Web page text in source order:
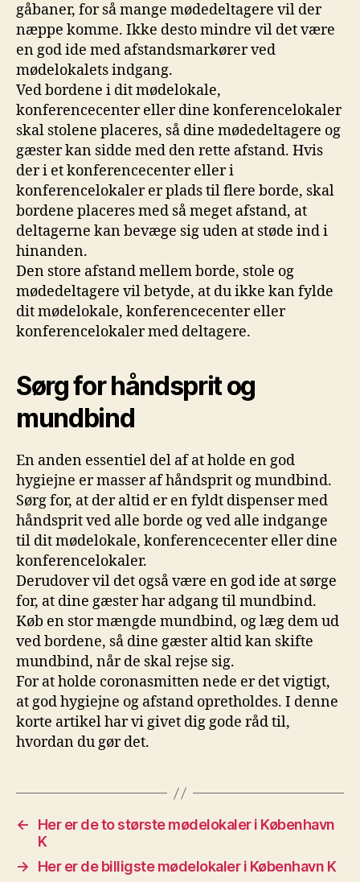
gåbaner, for så mange mødedeltagere vil der
næppe komme. Ikke desto mindre vil det være
en god ide med afstandsmarkører ved
mødelokalets indgang.
Ved bordene i dit mødelokale,
konferencecenter eller dine konferencelokaler
skal stolene placeres, så dine mødedeltagere og
gæster kan sidde med den rette afstand. Hvis
der i et konferencecenter eller i
konferencelokaler er plads til flere borde, skal
bordene placeres med så meget afstand, at
deltagerne kan bevæge sig uden at støde ind i
hinanden.
Den store afstand mellem borde, stole og
mødedeltagere vil betyde, at du ikke kan fylde
dit mødelokale, konferencecenter eller
konferencelokaler med deltagere.
Sørg for håndsprit og
mundbind
En anden essentiel del af at holde en god
hygiejne er masser af håndsprit og mundbind.
Sørg for, at der altid er en fyldt dispenser med
håndsprit ved alle borde og ved alle indgange
til dit mødelokale, konferencecenter eller dine
konferencelokaler.
Derudover vil det også være en god ide at sørge
for, at dine gæster har adgang til mundbind.
Køb en stor mængde mundbind, og læg dem ud
ved bordene, så dine gæster altid kan skifte
mundbind, når de skal rejse sig.
For at holde coronasmitten nede er det vigtigt,
at god hygiejne og afstand opretholdes. I denne
korte artikel har vi givet dig gode råd til,
hvordan du gør det.
←
Her er de to største mødelokaler i København
K
→
Her er de billigste mødelokaler i København K